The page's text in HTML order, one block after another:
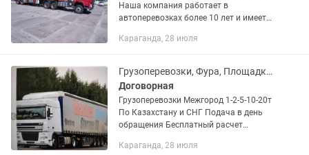
Наша компания работает в
автоперевозках более 10 лет и имеет
Предоставляем все виды документов.
Караганда, 28 июля
Грузоперевозки, Фура, Площадка, Трал, Рефрижератор
Договорная
Грузоперевозки Межгород 1-2-5-10-20т
По Казахстану и СНГ Подача в день
обращения Бесплатный расчет
ГАЗели, Валдай, Рефрижератор
Караганда, 28 июля